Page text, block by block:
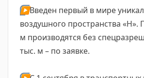
▶️Введен первый в мире
воздушного пространства «H».
м производятся без
тыс. м – по заявке.